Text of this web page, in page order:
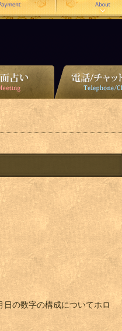
の数字の構成についてホロ